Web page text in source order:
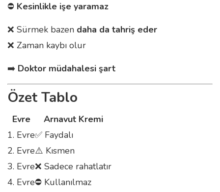
⛔ Kesinlikle işe yaramaz
❌ Sürmek bazen daha da tahriş eder
❌ Zaman kaybı olur
➡️ Doktor müdahalesi şart
Özet Tablo
Evre
Arnavut Kremi
1. Evre✅ Faydalı
2. Evre⚠️ Kısmen
3. Evre❌ Sadece rahatlatır
4. Evre⛔ Kullanılmaz